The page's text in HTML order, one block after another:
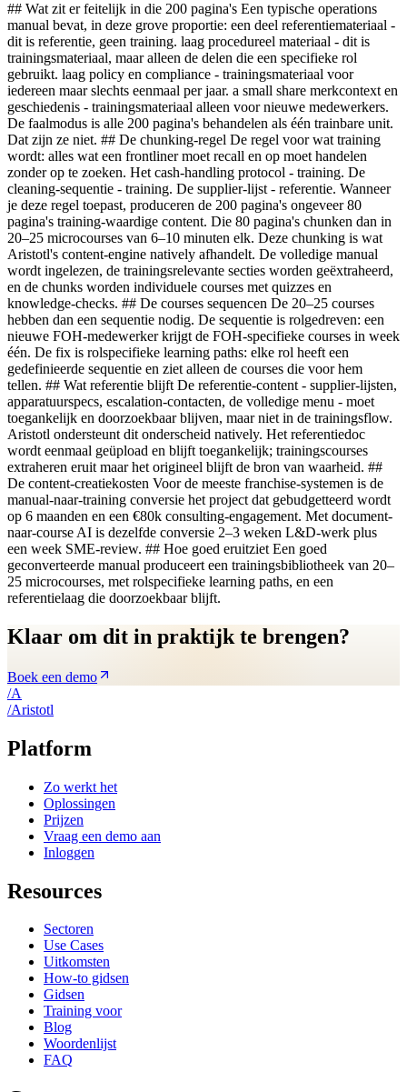
## Wat zit er feitelijk in die 200 pagina's Een typische operations
manual bevat, in deze grove proportie: een deel referentiemateriaal -
dit is referentie, geen training. laag procedureel materiaal - dit is
trainingsmateriaal, maar alleen de delen die een specifieke rol
gebruikt. laag policy en compliance - trainingsmateriaal voor
iedereen maar slechts eenmaal per jaar. a small share merkcontext en
geschiedenis - trainingsmateriaal alleen voor nieuwe medewerkers.
De faalmodus is alle 200 pagina's behandelen als één trainbare unit.
Dat zijn ze niet. ## De chunking-regel De regel voor wat training
wordt: alles wat een frontliner moet recall en op moet handelen
zonder op te zoeken. Het cash-handling protocol - training. De
cleaning-sequentie - training. De supplier-lijst - referentie. Wanneer
je deze regel toepast, produceren de 200 pagina's ongeveer 80
pagina's training-waardige content. Die 80 pagina's chunken dan in
20–25 microcourses van 6–10 minuten elk. Deze chunking is wat
Aristotl's content-engine natively afhandelt. De volledige manual
wordt ingelezen, de trainingsrelevante secties worden geëxtraheerd,
en de chunks worden individuele courses met quizzes en
knowledge-checks. ## De courses sequencen De 20–25 courses
hebben dan een sequentie nodig. De sequentie is rolgedreven: een
nieuwe FOH-medewerker krijgt de FOH-specifieke courses in week
één. De fix is rolspecifieke learning paths: elke rol heeft een
gedefinieerde sequentie en ziet alleen de courses die voor hem
tellen. ## Wat referentie blijft De referentie-content - supplier-lijsten,
apparatuurspecs, escalation-contacten, de volledige menu - moet
toegankelijk en doorzoekbaar blijven, maar niet in de trainingsflow.
Aristotl ondersteunt dit onderscheid natively. Het referentiedoc
wordt eenmaal geüpload en blijft toegankelijk; trainingscourses
extraheren eruit maar het origineel blijft de bron van waarheid. ##
De content-creatiekosten Voor de meeste franchise-systemen is de
manual-naar-training conversie het project dat gebudgetteerd wordt
op 6 maanden en een €80k consulting-engagement. Met document-
naar-course AI is dezelfde conversie 2–3 weken L&D-werk plus
een week SME-review. ## Hoe goed eruitziet Een goed
geconverteerde manual produceert een trainingsbibliotheek van 20–
25 microcourses, met rolspecifieke learning paths, en een
referentielaag die doorzoekbaar blijft.
Klaar om dit in praktijk te brengen?
Boek een demo
/A
/Aristotl
Platform
Zo werkt het
Oplossingen
Prijzen
Vraag een demo aan
Inloggen
Resources
Sectoren
Use Cases
Uitkomsten
How-to gidsen
Gidsen
Training voor
Blog
Woordenlijst
FAQ